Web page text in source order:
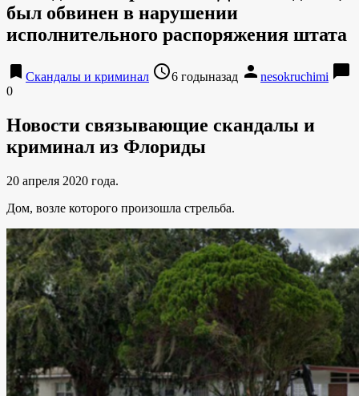
был обвинен в нарушении
исполнительного распоряжения штата
bookmark Скандалы и криминал access_time6 годыназад person nesokruchimi chat_bubble
0
Новости связывающие скандалы и
криминал из Флориды
20 апреля 2020 года.
Дом, возле которого произошла стрельба.